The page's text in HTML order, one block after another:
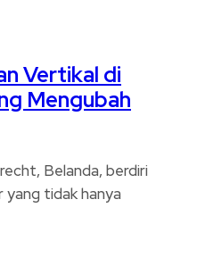
Vertikal di
Mengubah
Belanda, berdiri
tidak hanya